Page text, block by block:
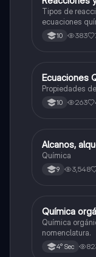
Tipos de
ecuaciones
10 383
Química
Ecuaciones
Propiedades
10 263
Química
Alcanos,
Química
9 3,548
Química
Química
Química
nomenclatura.
4° Sec